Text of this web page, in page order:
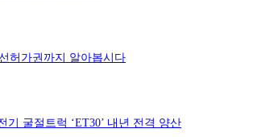
허가권까지 알아봅시다
기 굴절트럭 ‘ET30’ 내년 전격 양산